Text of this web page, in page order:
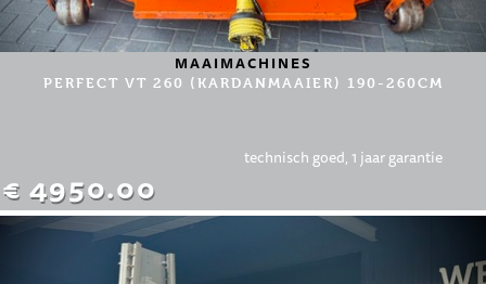
MAAIMACHINES
PERFECT VT 260 (KARDANMAAIER) 190-260CM
€ 4950.00
technisch goed, 1 jaar garantie